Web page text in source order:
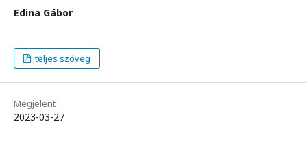
Edina Gábor
teljes szöveg
Megjelent
2023-03-27